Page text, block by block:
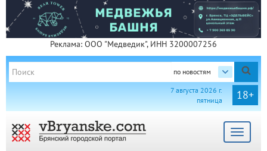
Реклама: ООО "Медведик", ИНН 3200007256
по новостям
18+
7 августа 2026 г.
пятница
Toggle